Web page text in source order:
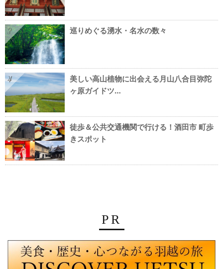
3 巡りめぐる湧水・名水の数々
4
美しい高山植物に出会える月山八合目弥陀
ヶ原ガイドツ…
5
徒歩＆公共交通機関で行ける！酒田市 町歩
きスポット
PR